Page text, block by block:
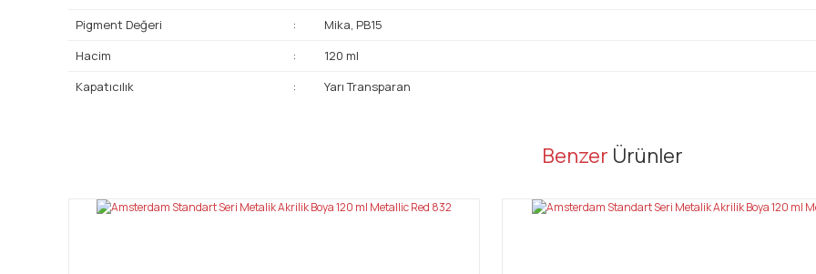
Pigment Değeri
:
Mika, PB15
Hacim
:
120 ml
Kapatıcılık
: Yarı Transparan
Bu ürünün fiyat bilgisi, resim, ürün açıklamalarında ve diğer konularda yetersiz gördüğünüz noktaları öneri formunu kullanarak
Ürün resmi kalitesiz, bozuk veya görüntülenemiyor.
Benzer Ürünler